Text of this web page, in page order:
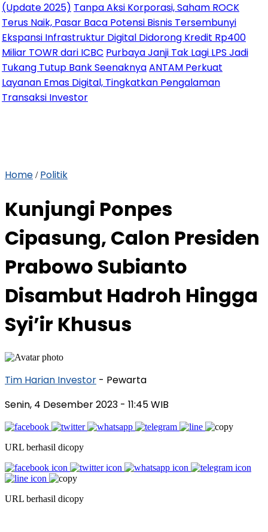
2025)Tanpa Aksi Korporasi, Saham ROCK
Naik, Pasar Baca Potensi Bisnis Tersembunyi
Infrastruktur Digital Didorong Kredit Rp400
dari ICBC Purbaya Janji Tak Lagi LPS Jadi
Tutup Bank SeenaknyaANTAM Perkuat
Emas Digital, Tingkatkan Pengalaman
Investor
Home / Politik
Kunjungi Ponpes
Cipasung, Calon Presiden
Prabowo Subianto
Disambut Hadroh Hingga
Syi’ir Khusus
Tim Harian Investor - Pewarta
Senin, 4 Desember 2023 - 11:45 WIB
URL berhasil dicopy
URL berhasil dicopy